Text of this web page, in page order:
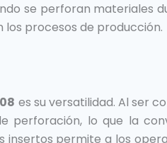
se perforan materiales
los procesos de producción.
es su versatilidad. Al ser
perforación, lo que la
insertos permite a los